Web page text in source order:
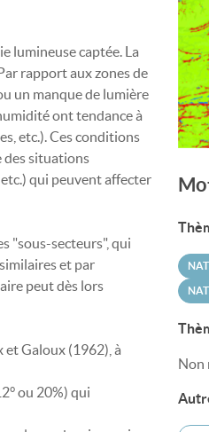
lumineuse captée. La
rapport aux zones de
un manque de lumière
ont tendance à
etc.). Ces conditions
des situations
qui peuvent affecter
"sous-secteurs", qui
et par
peut dès lors
Galoux (1962), à
ou 20%) qui
Non